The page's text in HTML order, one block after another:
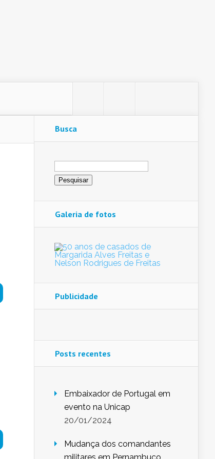
Busca
Pesquisar
por:
Galeria de fotos
Publicidade
Posts recentes
Embaixador de Portugal em
evento na Unicap
20/01/2024
Mudança dos comandantes